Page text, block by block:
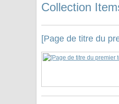
Collection
[Page de titre du